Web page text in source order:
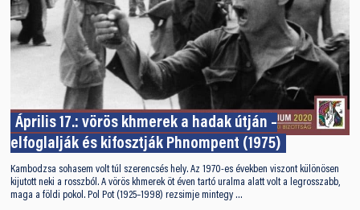
Április 17.: vörös khmerek a hadak útján –
elfoglalják és kifosztják Phnompent (1975)
Kambodzsa sohasem volt túl szerencsés hely. Az 1970-es években viszont különösen
kijutott neki a rosszból. A vörös khmerek öt éven tartó uralma alatt volt a legrosszabb,
maga a földi pokol. Pol Pot (1925–1998) rezsimje mintegy …